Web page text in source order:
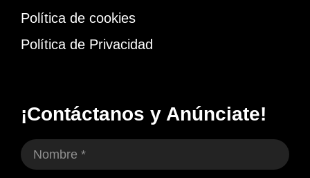
Política de cookies
Política de Privacidad
¡Contáctanos y Anúnciate!